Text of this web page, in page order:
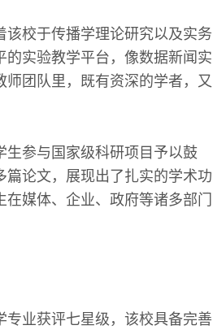
校于传播学理论研究以及实务
实验教学平台，像数据新闻实
团队里，既有资深的学者，又
生参与国家级科研项目予以鼓
论文，展现出了扎实的学术功
媒体、企业、政府等诸多部门
业获评七星级，该校具备完善